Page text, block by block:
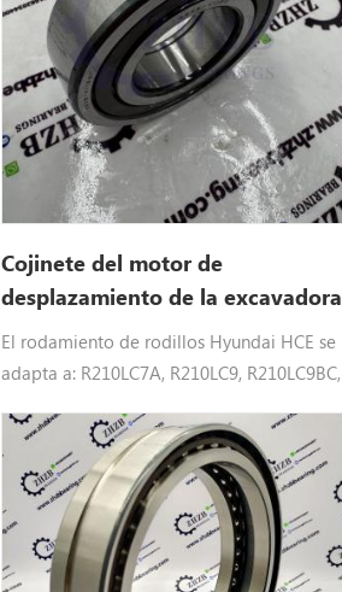
Cojinete del motor de
desplazamiento de la excavadora
39Q641190 39Q6-41190
El rodamiento de rodillos Hyundai HCE se
adapta a: R210LC7A, R210LC9, R210LC9BC,
R220LC9A, R220NLC9A, R235LCR9,
R235LCR9A, R250LC9, R250LC9A, R260LC9S.